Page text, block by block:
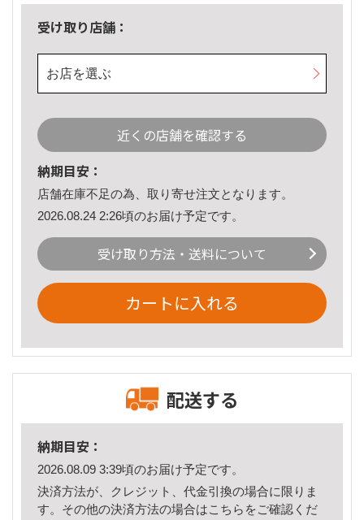
受け取り店舗：
お店を選ぶ
近くの店舗を確認する
納期目安：
店舗在庫不足の為、取り寄せ注文となります。
2026.08.24 2:26頃のお届け予定です。
受け取り方法・送料について
カートに入れる
配送する
納期目安：
2026.08.09 3:39頃のお届け予定です。
決済方法が、クレジット、代金引換の場合に限りま
す。その他の決済方法の場合はこちら をご確認くだ